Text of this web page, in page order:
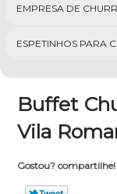
EMPRESA DE
ESPETINHOS PARA
Buffet
Vila
Gostou? compartilhe!